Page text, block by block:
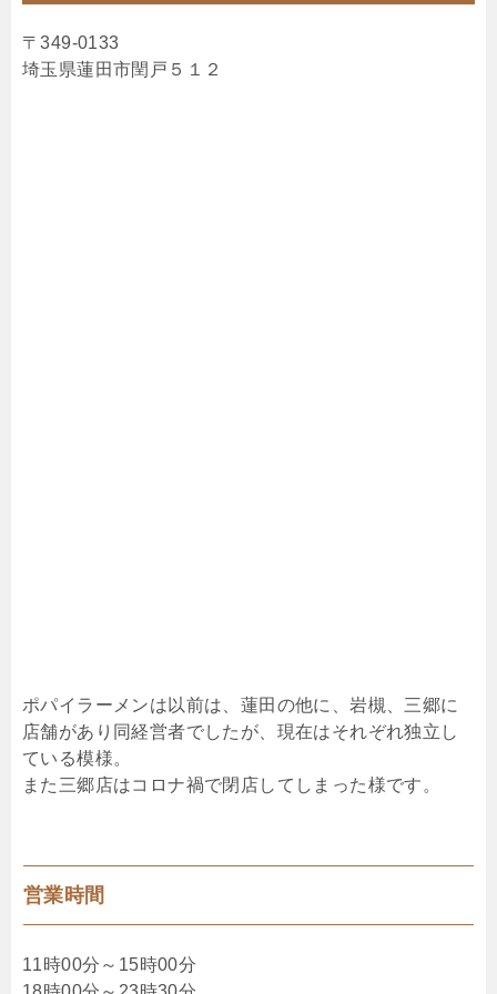
〒349-0133
埼玉県蓮田市閏戸５１２
ポパイラーメンは以前は、蓮田の他に、岩槻、三郷に
店舗があり同経営者でしたが、現在はそれぞれ独立し
ている模様。
また三郷店はコロナ禍で閉店してしまった様です。
営業時間
11時00分～15時00分